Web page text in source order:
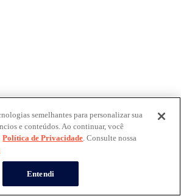
semelhantes para personalizar sua
e conteúdos. Ao continuar, você
Política de Privacidade. Consulte nossa
Entendi